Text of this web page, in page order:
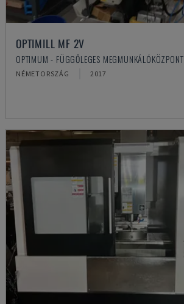
OPTIMILL MF 2V
OPTIMUM - FÜGGŐLEGES MEGMUNKÁLÓKÖZPONT
NÉMETORSZÁG 2017